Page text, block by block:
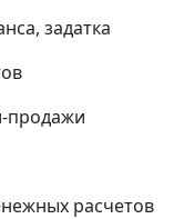
задатка
продажи
расчетов